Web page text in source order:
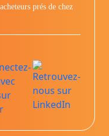
prés de chez